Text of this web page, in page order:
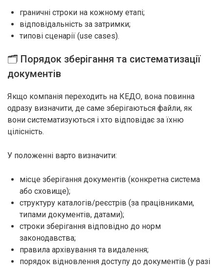
граничні строки на кожному етапі;
відповідальність за затримки;
типові сценарії (use cases).
🗂️ Порядок зберігання та систематизації
документів
Якщо компанія переходить на КЕДО, вона повинна
одразу визначити, де саме зберігаються файли, як
вони систематизуються і хто відповідає за їхню
цілісність.
У положенні варто визначити:
місце зберігання документів (конкретна система
або сховище);
структуру каталогів/реєстрів (за працівниками,
типами документів, датами);
строки зберігання відповідно до норм
законодавства;
правила архівування та видалення;
порядок відновлення доступу до документів (у разі